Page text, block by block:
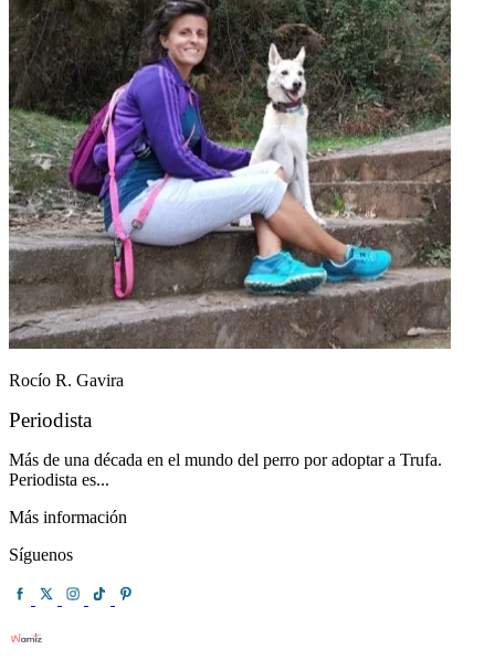
Rocío R. Gavira
Periodista
Más de una década en el mundo del perro por adoptar a Trufa.
Periodista es...
Más información
Síguenos